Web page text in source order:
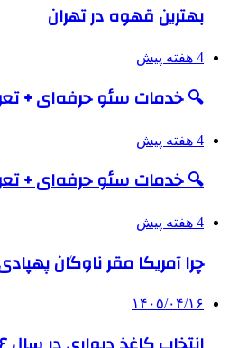
بهترین قهوه در تهران
4 هفته پیش
🔍 خدمات سئو حرفه‌ای + تعرفه سئو ۱۴۰۵ | سئو ارزان و
4 هفته پیش
🔍 خدمات سئو حرفه‌ای + تعرفه سئو ۱۴۰۵ | سئو ارزان و
4 هفته پیش
چرا آمریکا مقر ناوگان
۱۴۰۵/۰۴/۱۶